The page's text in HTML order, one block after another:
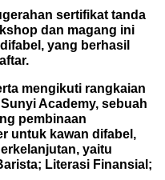
sertifikat tanda
dan magang ini
yang berhasil
mengikuti rangkaian
Academy, sebuah
pembinaan
untuk kawan difabel,
yaitu
Literasi Finansial;